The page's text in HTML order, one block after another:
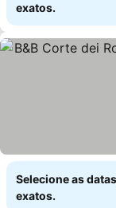
exatos.
Selecione as
exatos.